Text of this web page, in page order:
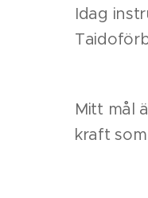
Idag
Mitt mål
kraft